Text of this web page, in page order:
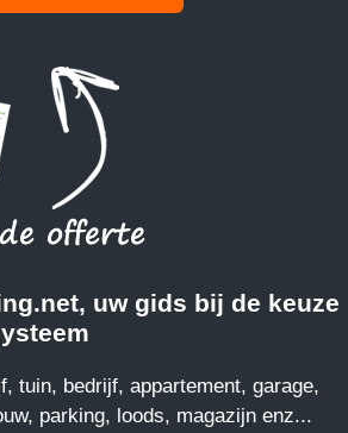
uw gids bij de keuze
tuin, bedrijf, appartement, garage,
parking, loods, magazijn enz...